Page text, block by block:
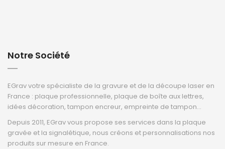
Notre Société
EGrav votre spécialiste de la gravure et de la découpe laser en
France : plaque professionnelle, plaque de boîte aux lettres,
idées décoration, tampon encreur, empreinte de tampon...
Depuis 2011, EGrav vous propose ses services dans la plaque
gravée et la signalétique, nous créons et personnalisations nos
produits sur mesure en France.